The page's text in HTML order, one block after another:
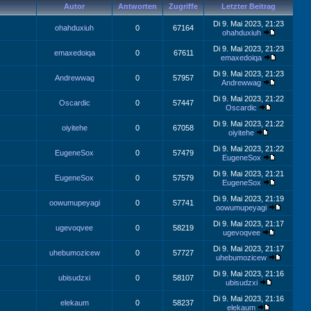
Autor Antworten Zugriffe Letzter Beitrag
ohahduxiuh 0 67164
Di 9. Mai 2023, 21:23
ohahduxiuh
emaxedoiqa 0 67611
Di 9. Mai 2023, 21:23
emaxedoiqa
Andrewwag 0 57957
Di 9. Mai 2023, 21:23
Andrewwag
Oscardic 0 57447
Di 9. Mai 2023, 21:22
Oscardic
oiyitehe 0 67058
Di 9. Mai 2023, 21:22
oiyitehe
EugeneSox 0 57479
Di 9. Mai 2023, 21:22
EugeneSox
EugeneSox 0 57579
Di 9. Mai 2023, 21:21
EugeneSox
oowumupeyagi 0 57741
Di 9. Mai 2023, 21:19
oowumupeyagi
ugevoqvee 0 58219
Di 9. Mai 2023, 21:17
ugevoqvee
uhebumozicew 0 57727
Di 9. Mai 2023, 21:17
uhebumozicew
ubisudzxi 0 58107
Di 9. Mai 2023, 21:16
ubisudzxi
elekaum 0 58237
Di 9. Mai 2023, 21:16
elekaum